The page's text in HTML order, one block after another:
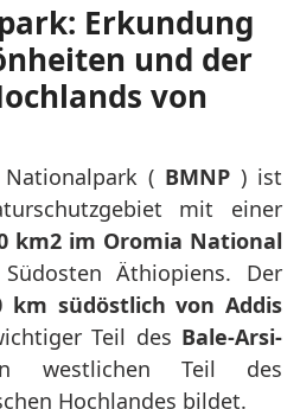
Erkundung
und der
von
( BMNP ) ist
mit einer
km2 im Oromia National
Äthiopiens. Der
km südöstlich von Addis
Teil des Bale-Arsi-
westlichen Teil des
Hochlandes bildet.